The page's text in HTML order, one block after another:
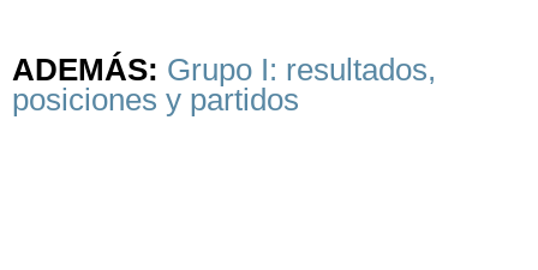
ADEMÁS: Grupo I: resultados,
posiciones y partidos